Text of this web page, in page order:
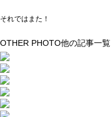
それではまた！
OTHER PHOTO他の記事一覧